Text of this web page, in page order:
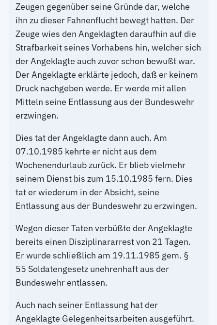
Zeugen gegenüber seine Gründe dar, welche
ihn zu dieser Fahnenflucht bewegt hatten. Der
Zeuge wies den Angeklagten daraufhin auf die
Strafbarkeit seines Vorhabens hin, welcher sich
der Angeklagte auch zuvor schon bewußt war.
Der Angeklagte erklärte jedoch, daß er keinem
Druck nachgeben werde. Er werde mit allen
Mitteln seine Entlassung aus der Bundeswehr
erzwingen.
Dies tat der Angeklagte dann auch. Am
07.10.1985 kehrte er nicht aus dem
Wochenendurlaub zurück. Er blieb vielmehr
seinem Dienst bis zum 15.10.1985 fern. Dies
tat er wiederum in der Absicht, seine
Entlassung aus der Bundeswehr zu erzwingen.
Wegen dieser Taten verbüßte der Angeklagte
bereits einen Disziplinararrest von 21 Tagen.
Er wurde schließlich am 19.11.1985 gem. §
55 Soldatengesetz unehrenhaft aus der
Bundeswehr entlassen.
Auch nach seiner Entlassung hat der
Angeklagte Gelegenheitsarbeiten ausgeführt.